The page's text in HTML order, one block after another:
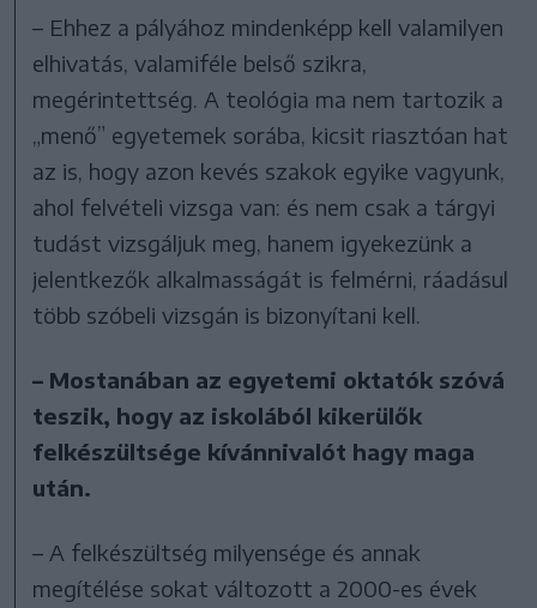
– Ehhez a pályához mindenképp kell valamilyen
elhivatás, valamiféle belső szikra,
megérintettség. A teológia ma nem tartozik a
„menő” egyetemek sorába, kicsit riasztóan hat
az is, hogy azon kevés szakok egyike vagyunk,
ahol felvételi vizsga van: és nem csak a tárgyi
tudást vizsgáljuk meg, hanem igyekezünk a
jelentkezők alkalmasságát is felmérni, ráadásul
több szóbeli vizsgán is bizonyítani kell.
– Mostanában az egyetemi oktatók szóvá
teszik, hogy az iskolából kikerülők
felkészültsége kívánnivalót hagy maga
után.
– A felkészültség milyensége és annak
megítélése sokat változott a 2000-es évek